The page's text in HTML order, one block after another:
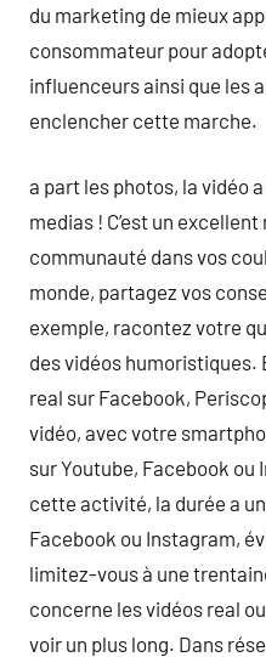
du marketing de mieux
consommateur pour
influenceurs ainsi que les
enclencher cette marche.
a part les photos, la vidéo
medias ! C’est un
communauté dans vos
monde, partagez vos
exemple, racontez votre
des vidéos humoristiques.
real sur Facebook,
vidéo, avec votre
sur Youtube, Facebook
cette activité, la durée a
Facebook ou Instagram,
limitez-vous à une
concerne les vidéos real
voir un plus long. Dans